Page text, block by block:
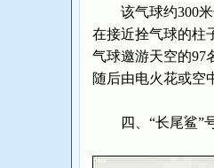
该气球约300米
在接近拴气球的柱
气球邀游天空的97
随后由电火花或空
四、“长尾鲨”号